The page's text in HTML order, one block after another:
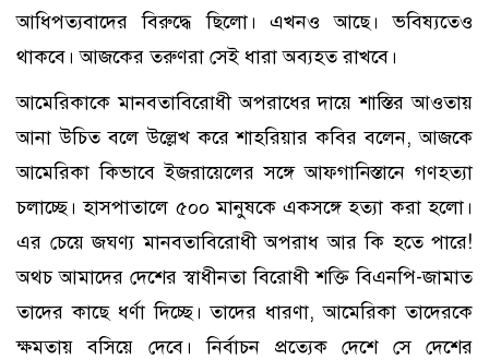
আধিপত্যবাদের বিরুদ্ধে ছিলো। এখনও আছে। ভবিষ্যতেও
থাকবে। আজকের তরুণরা সেই ধারা অব্যহত রাখবে।
আমেরিকাকে মানবতাবিরোধী অপরাধের দায়ে শাস্তির আওতায়
আনা উচিত বলে উল্লেখ করে শাহরিয়ার কবির বলেন, আজকে
আমেরিকা কিভাবে ইজরায়েলের সঙ্গে আফগানিস্তানে গণহত্যা
চলাচ্ছে। হাসপাতালে ৫০০ মানুষকে একসঙ্গে হত্যা করা হলো।
এর চেয়ে জঘণ্য মানবতাবিরোধী অপরাধ আর কি হতে পারে!
অথচ আমাদের দেশের স্বাধীনতা বিরোধী শক্তি বিএনপি-জামাত
তাদের কাছে ধর্ণা দিচ্ছে। তাদের ধারণা, আমেরিকা তাদেরকে
ক্ষমতায় বসিয়ে দেবে। নির্বাচন প্রত্যেক দেশে সে দেশের